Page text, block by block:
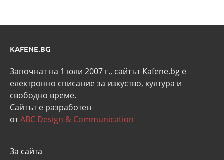
KAFENE.BG
Започнат на 1 юли 2007 г., сайтът Kafene.bg e
eлектронно списание за изкуство, култура и
свободно време.
Сайтът е разработен
отABC Design & Communication
За сайта